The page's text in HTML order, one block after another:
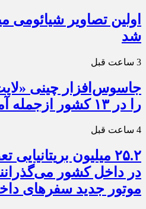
شد
3 ساعت قبل
جاسوس‌افزار چینی
را در ۱۳ کشور ازجمله آمریکا هدف گرفت
4 ساعت قبل
۲۵.۲ میلیون
در داخل کشور
موتور جدید سفرهای